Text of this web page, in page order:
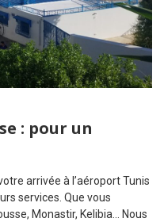
: pour un
arrivée à l’aéroport Tunis
services. Que vous
Monastir, Kelibia… Nous